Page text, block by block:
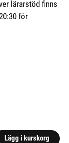
lärarstöd finns
för
Lägg i kurskorg